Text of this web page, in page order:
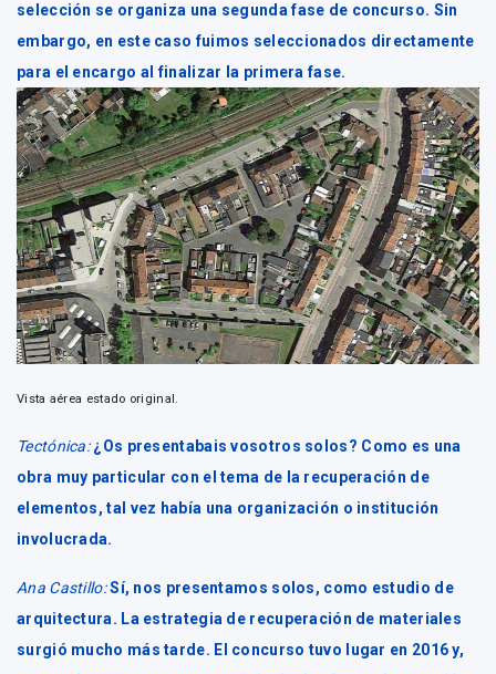
selección se organiza una segunda fase de concurso. Sin
embargo, en este caso fuimos seleccionados directamente
para el encargo al finalizar la primera fase.
Vista aérea estado original.
Tectónica:¿Os presentabais vosotros solos? Como es una
obra muy particular con el tema de la recuperación de
elementos, tal vez había una organización o institución
involucrada.
Ana Castillo:Sí, nos presentamos solos, como estudio de
arquitectura. La estrategia de recuperación de materiales
surgió mucho más tarde. El concurso tuvo lugar en 2016 y,